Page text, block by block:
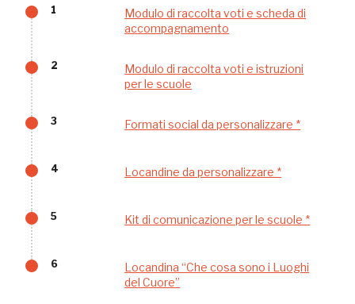
1
Modulo di raccolta voti e scheda di
accompagnamento
2
Modulo di raccolta voti e istruzioni
per le scuole
3 Formati social da personalizzare *
4 Locandine da personalizzare *
5 Kit di comunicazione per le scuole *
6
Locandina “Che cosa sono i Luoghi
del Cuore”
nei Beni FAI tutto l'anno
Gratis Milano
Tutto questo non
sarebbe possibile